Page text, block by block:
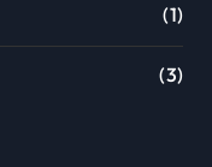
(1)
(3)